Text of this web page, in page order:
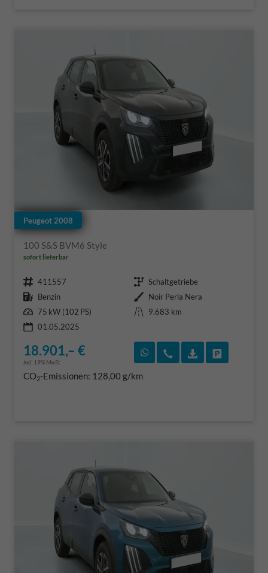
Peugeot 2008
100 S&S BVM6 Style
sofort lieferbar
Fahrzeugnr. 411557 Getriebe Schaltgetriebe
Kraftstoff Benzin Außenfarbe Noir Perla Nera
Leistung 75 kW (102 PS) Kilometerstand
9.683 km
01.05.2025
18.901,– €
incl. 19% MwSt.
Rückruf vereinbaren
Wir rufen Sie an
CO2-Emissionen: 128,00 g/km